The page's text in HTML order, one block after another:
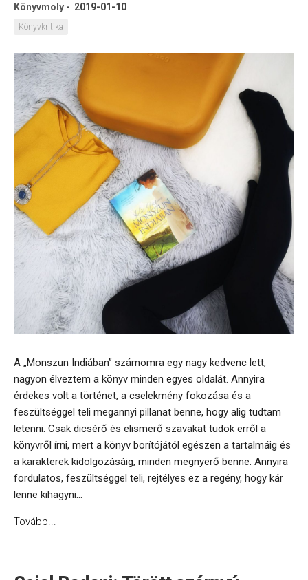
Könyvmoly - 2019-01-10
Könyvkritika
A „Monszun Indiában” számomra egy nagy kedvenc lett,
nagyon élveztem a könyv minden egyes oldalát. Annyira
érdekes volt a történet, a cselekmény fokozása és a
feszültséggel teli megannyi pillanat benne, hogy alig tudtam
letenni. Csak dicsérő és elismerő szavakat tudok erről a
könyvről írni, mert a könyv borítójától egészen a tartalmáig és
a karakterek kidolgozásáig, minden megnyerő benne. Annyira
fordulatos, feszültséggel teli, rejtélyes ez a regény, hogy kár
lenne kihagyni...
Tovább...